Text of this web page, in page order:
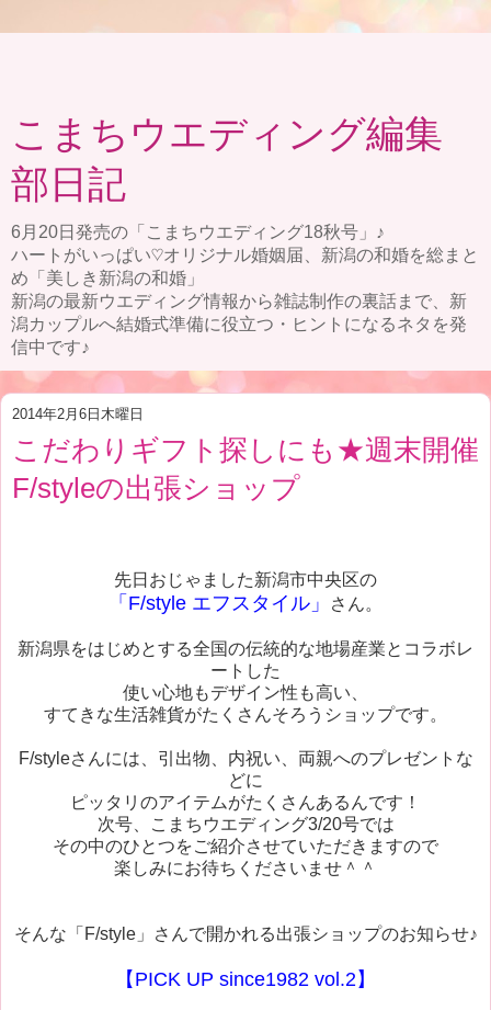
こまちウエディング編集
部日記
6月20日発売の「こまちウエディング18秋号」♪
ハートがいっぱい♡オリジナル婚姻届、新潟の和婚を総まと
め「美しき新潟の和婚」
新潟の最新ウエディング情報から雑誌制作の裏話まで、新
潟カップルへ結婚式準備に役立つ・ヒントになるネタを発
信中です♪
2014年2月6日木曜日
こだわりギフト探しにも★週末開催
F/styleの出張ショップ
先日おじゃました新潟市中央区の
「F/style エフスタイル」 さん。
新潟県をはじめとする全国の伝統的な地場産業とコラボレ
ートした
使い心地もデザイン性も高い、
すてきな生活雑貨がたくさんそろうショップです。
F/styleさんには、引出物、内祝い、両親へのプレゼントな
どに
ピッタリのアイテムがたくさんあるんです！
次号、こまちウエディング3/20号では
その中のひとつをご紹介させていただきますので
楽しみにお待ちくださいませ＾＾
そんな「F/style」さんで開かれる出張ショップのお知らせ♪
【PICK UP since1982 vol.2】